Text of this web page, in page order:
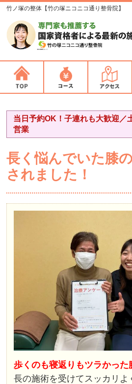
竹ノ塚の整体【竹の塚ニコニコ通り整骨院】
当日予約OK！子連れも大歓迎／
営業
長く悩んでいた膝
されました！
歩くのも寝返りもツラかった
長の施術を受けてスッカリよ